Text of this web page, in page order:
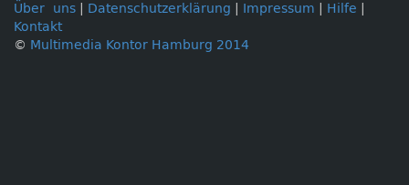
Über uns Datenschutzerklärung Impressum Hilfe
Kontakt
© Multimedia Kontor Hamburg 2014